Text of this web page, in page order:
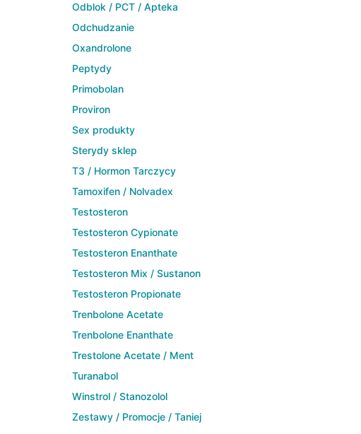
Odblok / PCT / Apteka
Odchudzanie
Oxandrolone
Peptydy
Primobolan
Proviron
Sex produkty
Sterydy sklep
T3 / Hormon Tarczycy
Tamoxifen / Nolvadex
Testosteron
Testosteron Cypionate
Testosteron Enanthate
Testosteron Mix / Sustanon
Testosteron Propionate
Trenbolone Acetate
Trenbolone Enanthate
Trestolone Acetate / Ment
Turanabol
Winstrol / Stanozolol
Zestawy / Promocje / Taniej